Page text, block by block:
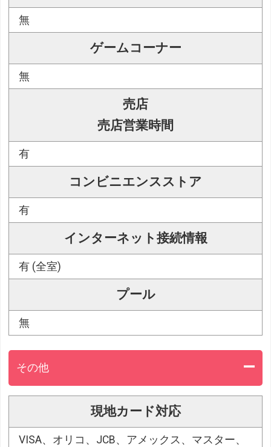
無
ゲームコーナー
無
売店
売店営業時間
有
コンビニエンスストア
有
インターネット接続情報
有 (全室)
プール
無
その他
現地カード対応
VISA、オリコ、JCB、アメックス、マスター、